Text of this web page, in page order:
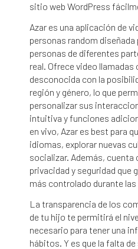
sitio web WordPress
Azar es una aplicación de
personas random diseñada
personas de diferentes
real. Ofrece video llamadas
desconocida con la
región y género, lo que
personalizar sus
intuitiva y funciones
en vivo, Azar es best para
idiomas, explorar nuevas
socializar. Además, cuenta
privacidad y seguridad que
más controlado durante
La transparencia de los
de tu hijo te permitirá el
necesario para tener una
hábitos. Y es que la falta